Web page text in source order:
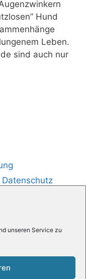
unseren Service zu
Hund
Leben.
sind auch nur
Datenschutz
(